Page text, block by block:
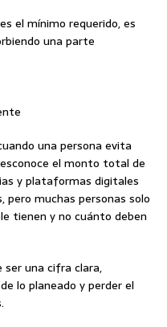
el mínimo requerido, es
una parte
una persona evita
el monto total de
y plataformas digitales
muchas personas solo
tienen y no cuánto deben
ser una cifra clara,
lo planeado y perder el